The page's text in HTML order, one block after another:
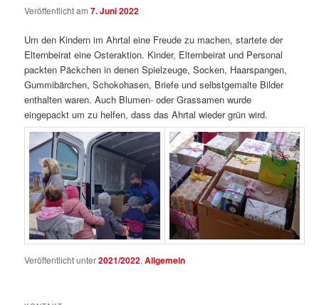
Veröffentlicht am7. Juni 2022
Um den Kindern im Ahrtal eine Freude zu machen, startete der
Elternbeirat eine Osteraktion. Kinder, Elternbeirat und Personal
packten Päckchen in denen Spielzeuge, Socken, Haarspangen,
Gummibärchen, Schokohasen, Briefe und selbstgemalte Bilder
enthalten waren. Auch Blumen- oder Grassamen wurde
eingepackt um zu helfen, dass das Ahrtal wieder grün wird.
Veröffentlicht unter2021/2022,Allgemein